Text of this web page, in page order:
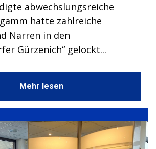
abwechslungsreiche
hatte zahlreiche
Narren in den
Gürzenich“ gelockt...
Mehr lesen